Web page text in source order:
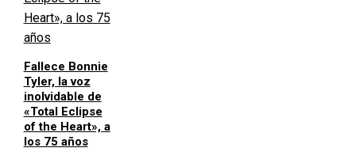
Fallece Bonnie
Tyler, la voz
inolvidable de
«Total Eclipse
of the Heart», a
los 75 años